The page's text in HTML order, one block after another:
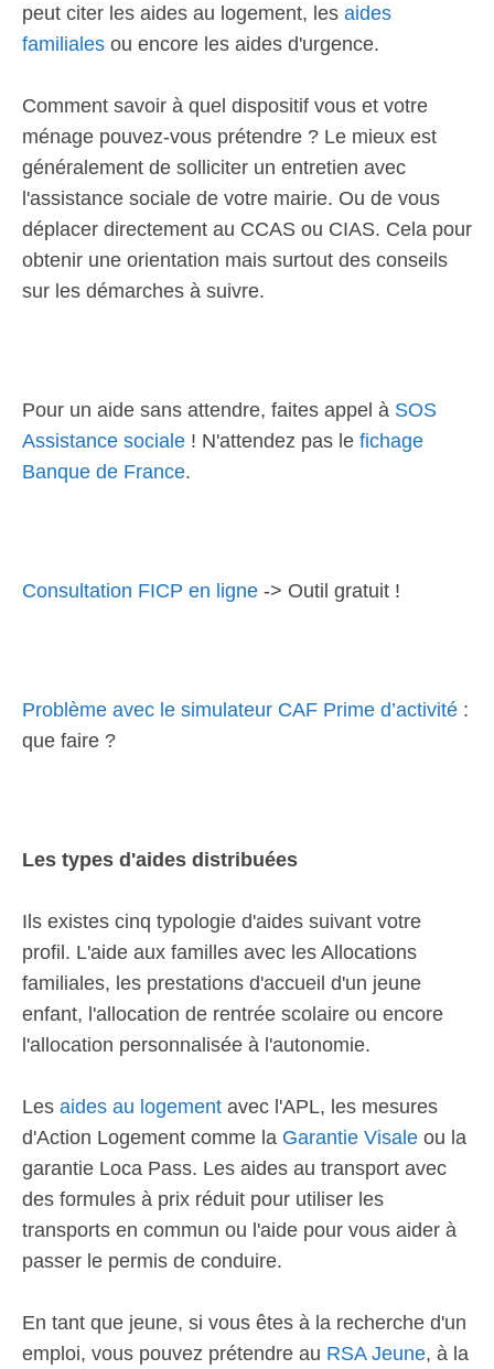
peut citer les aides au logement, les aides
familiales ou encore les aides d'urgence.
Comment savoir à quel dispositif vous et votre
ménage pouvez-vous prétendre ? Le mieux est
généralement de solliciter un entretien avec
l'assistance sociale de votre mairie. Ou de vous
déplacer directement au CCAS ou CIAS. Cela pour
obtenir une orientation mais surtout des conseils
sur les démarches à suivre.
Pour un aide sans attendre, faites appel à SOS
Assistance sociale ! N'attendez pas le fichage
Banque de France.
Consultation FICP en ligne -> Outil gratuit !
Problème avec le simulateur CAF Prime d’activité :
que faire ?
Les types d'aides distribuées
Ils existes cinq typologie d'aides suivant votre
profil. L'aide aux familles avec les Allocations
familiales, les prestations d'accueil d'un jeune
enfant, l'allocation de rentrée scolaire ou encore
l'allocation personnalisée à l'autonomie.
Les aides au logement avec l'APL, les mesures
d'Action Logement comme la Garantie Visale ou la
garantie Loca Pass. Les aides au transport avec
des formules à prix réduit pour utiliser les
transports en commun ou l'aide pour vous aider à
passer le permis de conduire.
En tant que jeune, si vous êtes à la recherche d'un
emploi, vous pouvez prétendre au RSA Jeune, à la